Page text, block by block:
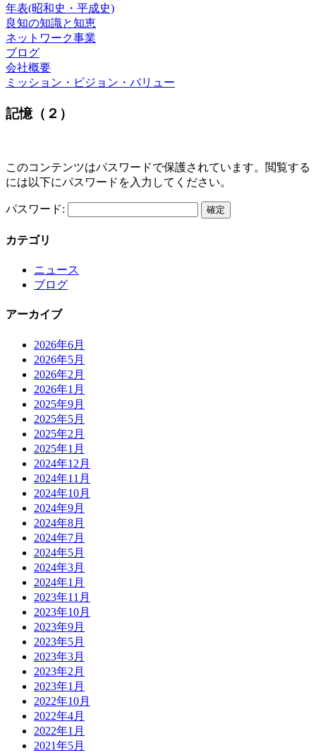
年表(昭和史・平成史)
良知の知識と知恵
ネットワーク事業
ブログ
会社概要
ミッション・ビジョン・バリュー
記憶（２）
このコンテンツはパスワードで保護されています。閲覧する
には以下にパスワードを入力してください。
パスワード:
カテゴリ
ニュース
ブログ
アーカイブ
2026年6月
2026年5月
2026年2月
2026年1月
2025年9月
2025年5月
2025年2月
2025年1月
2024年12月
2024年11月
2024年10月
2024年9月
2024年8月
2024年7月
2024年5月
2024年3月
2024年1月
2023年11月
2023年10月
2023年9月
2023年5月
2023年3月
2023年2月
2023年1月
2022年10月
2022年4月
2022年1月
2021年5月